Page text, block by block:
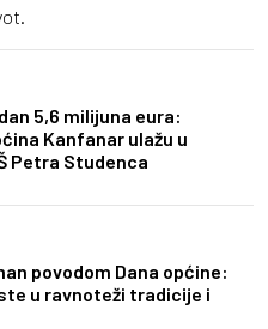
5,6 milijuna eura:
Kanfanar ulažu u
Petra Studenca
povodom Dana općine:
u ravnoteži tradicije i